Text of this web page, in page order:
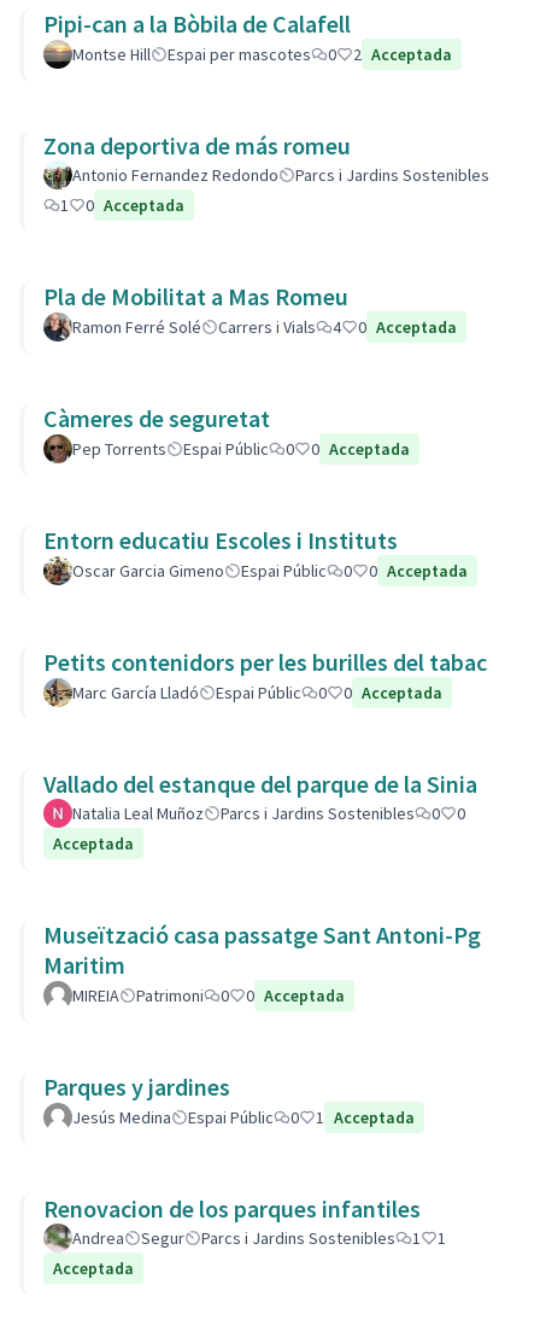
Pipi-can a la Bòbila de Calafell
Montse Hill Espai per mascotes 0 2 Acceptada
Zona deportiva de más romeu
Antonio Fernandez Redondo
Parcs i Jardins Sostenibles
1
0 Acceptada
Pla de Mobilitat a Mas Romeu
Ramon Ferré Solé Carrers i Vials 4 0 Acceptada
Càmeres de seguretat
Pep Torrents Espai Públic 0 0 Acceptada
Entorn educatiu Escoles i Instituts
Oscar Garcia Gimeno Espai Públic 0 0 Acceptada
Petits contenidors per les burilles del tabac
Marc García Lladó Espai Públic 0 0 Acceptada
Vallado del estanque del parque de la Sinia
Natalia Leal Muñoz Parcs i Jardins Sostenibles 0
0
Acceptada
Museïtzació casa passatge Sant Antoni-Pg
Maritim
MIREIA Patrimoni 0 0 Acceptada
Parques y jardines
Jesús Medina Espai Públic 0 1 Acceptada
Renovacion de los parques infantiles
Andrea Segur Parcs i Jardins Sostenibles 1
1
Acceptada